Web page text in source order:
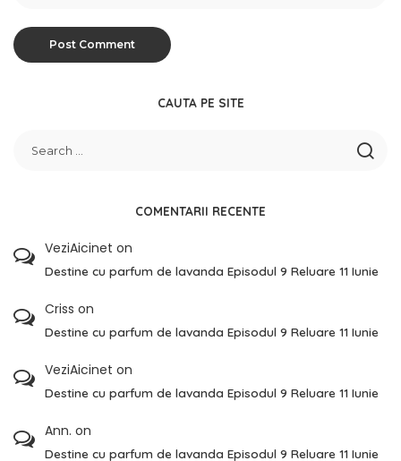
CAUTA PE SITE
COMENTARII RECENTE
VeziAicinet on
Destine cu parfum de lavanda Episodul 9 Reluare 11 Iunie
Criss on
Destine cu parfum de lavanda Episodul 9 Reluare 11 Iunie
VeziAicinet on
Destine cu parfum de lavanda Episodul 9 Reluare 11 Iunie
Ann. on
Destine cu parfum de lavanda Episodul 9 Reluare 11 Iunie